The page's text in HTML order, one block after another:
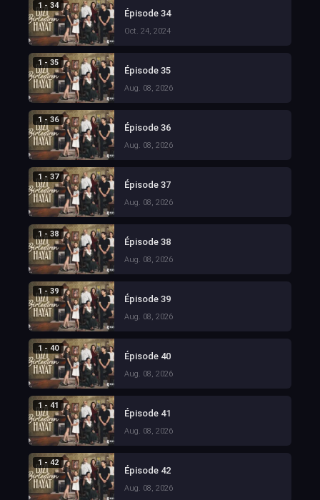
1 - 34
Épisode 34
Oct. 24, 2024
1 - 35
Épisode 35
Aug. 08, 2026
1 - 36
Épisode 36
Aug. 08, 2026
1 - 37
Épisode 37
Aug. 08, 2026
1 - 38
Épisode 38
Aug. 08, 2026
1 - 39
Épisode 39
Aug. 08, 2026
1 - 40
Épisode 40
Aug. 08, 2026
1 - 41
Épisode 41
Aug. 08, 2026
1 - 42
Épisode 42
Aug. 08, 2026